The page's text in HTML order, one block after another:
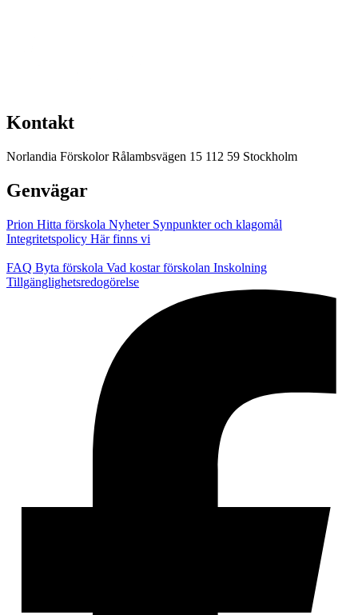
Kontakt
Norlandia Förskolor Rålambsvägen 15 112 59 Stockholm
Genvägar
Prion Hitta förskola Nyheter Synpunkter och klagomål
Integritetspolicy Här finns vi
FAQ Byta förskola Vad kostar förskolan Inskolning
Tillgänglighetsredogörelse